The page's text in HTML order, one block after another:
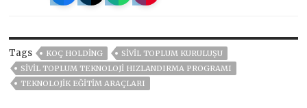
Tags KOÇ HOLDING
SIVIL TOPLUM KURULUŞU
SIVIL TOPLUM TEKNOLOJI HIZLANDIRMA PROGRAMI
TEKNOLOJIK EĞITIM ARAÇLARI